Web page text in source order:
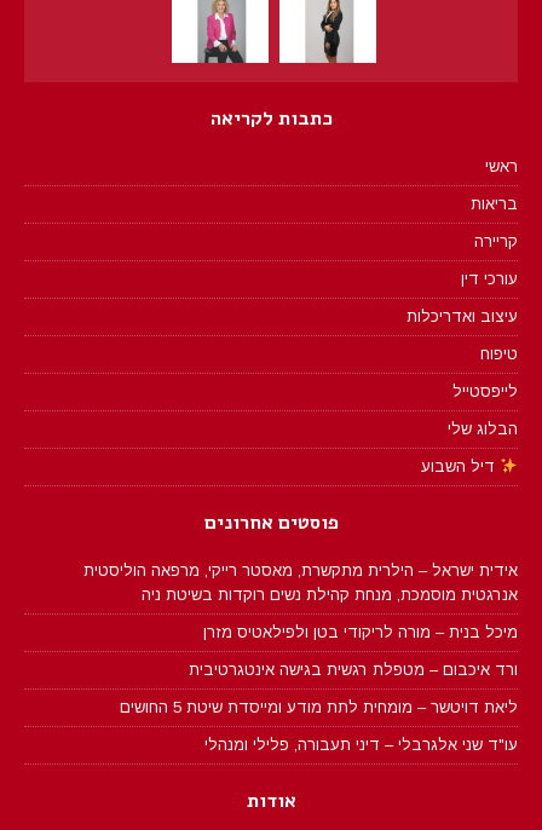
כתבות לקריאה
ראשי
בריאות
קריירה
עורכי דין
עיצוב ואדריכלות
טיפוח
לייפסטייל
הבלוג שלי
דיל השבוע
פוסטים אחרונים
אידית ישראל – הילרית מתקשרת, מאסטר רייקי, מרפאה הוליסטית
אנרגטית מוסמכת, מנחת קהילת נשים רוקדות בשיטת ניה
מיכל בנית – מורה לריקודי בטן ולפילאטיס מזרן
ורד איכבום – מטפלת רגשית בגישה אינטגרטיבית
ליאת דויטשר – מומחית לתת מודע ומייסדת שיטת 5 החושים
עו"ד שני אלגרבלי – דיני תעבורה, פלילי ומנהלי
אודות